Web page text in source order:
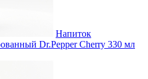
Напиток
Dr.Pepper Cherry 330 мл